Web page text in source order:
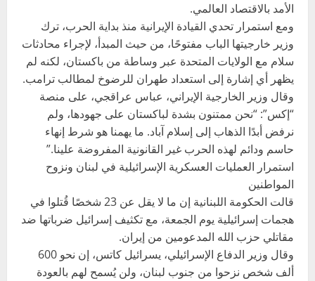
الأمد بالاقتصاد العالمي.
ومع استمرار تحدي القيادة الإيرانية منذ بداية الحرب، ترك
وزير خارجيتها الباب مفتوحًا، من حيث المبدأ، لإجراء محادثات
سلام مع الولايات المتحدة عبر وساطة من باكستان، لكنه لم
يظهر أي إشارة إلى استعداد طهران للرضوخ لمطالب ترامب.
وقال وزير الخارجية الإيراني، عباس عراقجي، على منصة
“إكس”: “نحن ممتنون بشدة لباكستان على جهودها، ولم
نرفض أبدًا الذهاب إلى إسلام آباد. ما يهمنا هو شرط إنهاء
حاسم ودائم لهذه الحرب غير القانونية المفروضة علينا.”
استمرار العمليات العسكرية الإسرائيلية في لبنان ونزوح
المواطنين
قالت الحكومة اللبنانية إن ما لا يقل عن 23 شخصًا قُتلوا في
هجمات إسرائيلية يوم الجمعة، مع تكثيف إسرائيل ضرباتها ضد
مقاتلي حزب الله المدعومين من إيران.
وقال وزير الدفاع الإسرائيلي، يسرائيل كاتس، إن نحو 600
ألف شخص نزحوا من جنوب لبنان، ولن يُسمح لهم بالعودة